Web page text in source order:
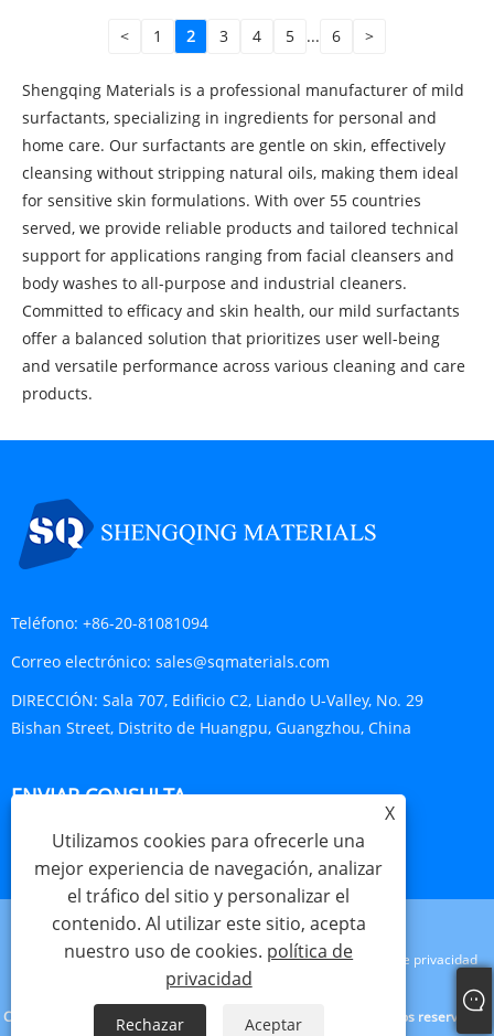
< 1 2 3 4 5 ... 6 >
Shengqing Materials is a professional manufacturer of mild
surfactants, specializing in ingredients for personal and
home care. Our surfactants are gentle on skin, effectively
cleansing without stripping natural oils, making them ideal
for sensitive skin formulations. With over 55 countries
served, we provide reliable products and tailored technical
support for applications ranging from facial cleansers and
body washes to all-purpose and industrial cleaners.
Committed to efficacy and skin health, our mild surfactants
offer a balanced solution that prioritizes user well-being
and versatile performance across various cleaning and care
products.
Teléfono: +86-20-81081094
Correo electrónico: sales@sqmaterials.com
DIRECCIÓN: Sala 707, Edificio C2, Liando U-Valley, No. 29
Bishan Street, Distrito de Huangpu, Guangzhou, China
ENVIAR CONSULTA
CONSULTA AHORA
Links Sitemap RSS XML política de privacidad
Copyright © 2023 Shengqing Materials Co., Ltd. Todos los derechos reservados.
X
Utilizamos cookies para ofrecerle una
mejor experiencia de navegación, analizar
el tráfico del sitio y personalizar el
contenido. Al utilizar este sitio, acepta
nuestro uso de cookies. política de
privacidad
Rechazar Aceptar